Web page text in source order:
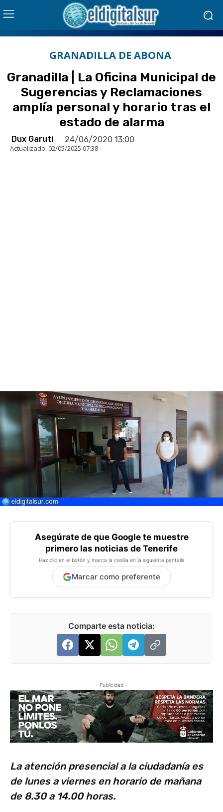
GRANADILLA DE ABONA
Granadilla | La Oficina Municipal de
Sugerencias y Reclamaciones
amplía personal y horario tras el
estado de alarma
Dux Garuti 24/06/2020 13:00
Actualizado: 02/05/2025 07:38
Asegúrate de que Google te muestre
primero las noticias de Tenerife
Haz clic en el botón y marca la casilla en la siguiente pantalla
Marcar como preferente
Comparte esta noticia:
- Publicidad -
La atención presencial a la ciudadanía es
de lunes a viernes en horario de mañana
de 8.30 a 14.00 horas.